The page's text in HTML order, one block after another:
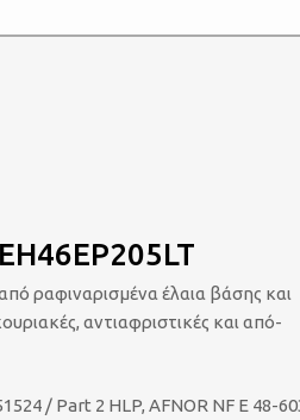
ραφιναρισμένα έλαια βάσης και
αντιαφριστικές και από-
/ Part 2 HLP, AFNOR NF E 48-